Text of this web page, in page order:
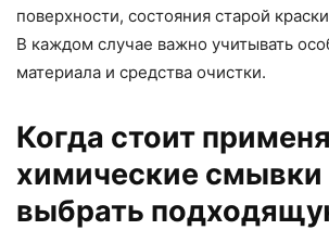
поверхности, состояния старой
В каждом случае важно учитывать
материала и средства очистки.
Когда стоит
химические смывки
выбрать